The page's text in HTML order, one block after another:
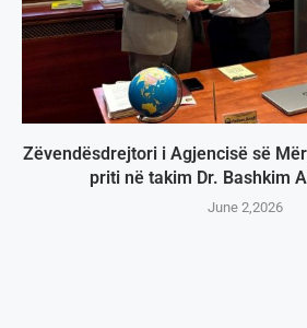
Zëvendësdrejtori i Agjencisë së
priti në takim Dr. Bashkim
June 2,2026